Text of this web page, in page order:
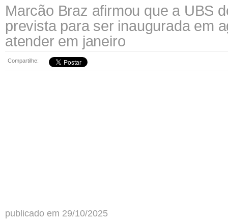
Marcão Braz afirmou que a UBS
prevista para ser inaugurada em
atender em janeiro
Compartilhe:
publicado em 29/10/2025